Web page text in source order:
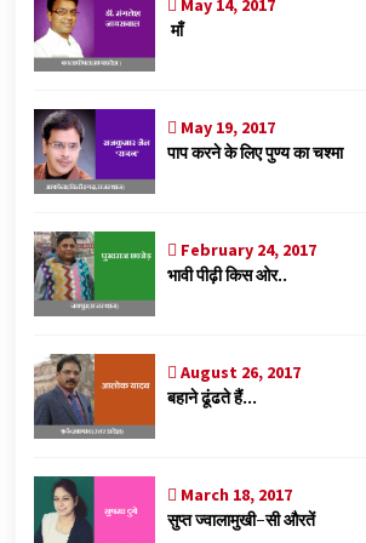
May 14, 2017
माँ
May 19, 2017
पाप करने के लिए पुण्य का चश्मा
February 24, 2017
भावी पीढ़ी किस ओर..
August 26, 2017
बहाने ढूंढते हैं…
March 18, 2017
सुप्त ज्वालामुखी-सी औरतें